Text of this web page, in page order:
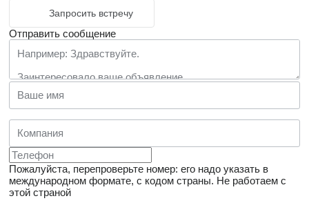
Запросить встречу
Отправить сообщение
Пожалуйста, перепроверьте номер: его надо указать в
международном формате, с кодом страны. Не работаем с
этой страной